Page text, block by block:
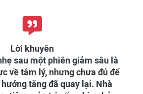
Lời khuyên
sau một phiên giảm sâu là
về tâm lý, nhưng chưa đủ để
tăng đã quay lại. Nhà